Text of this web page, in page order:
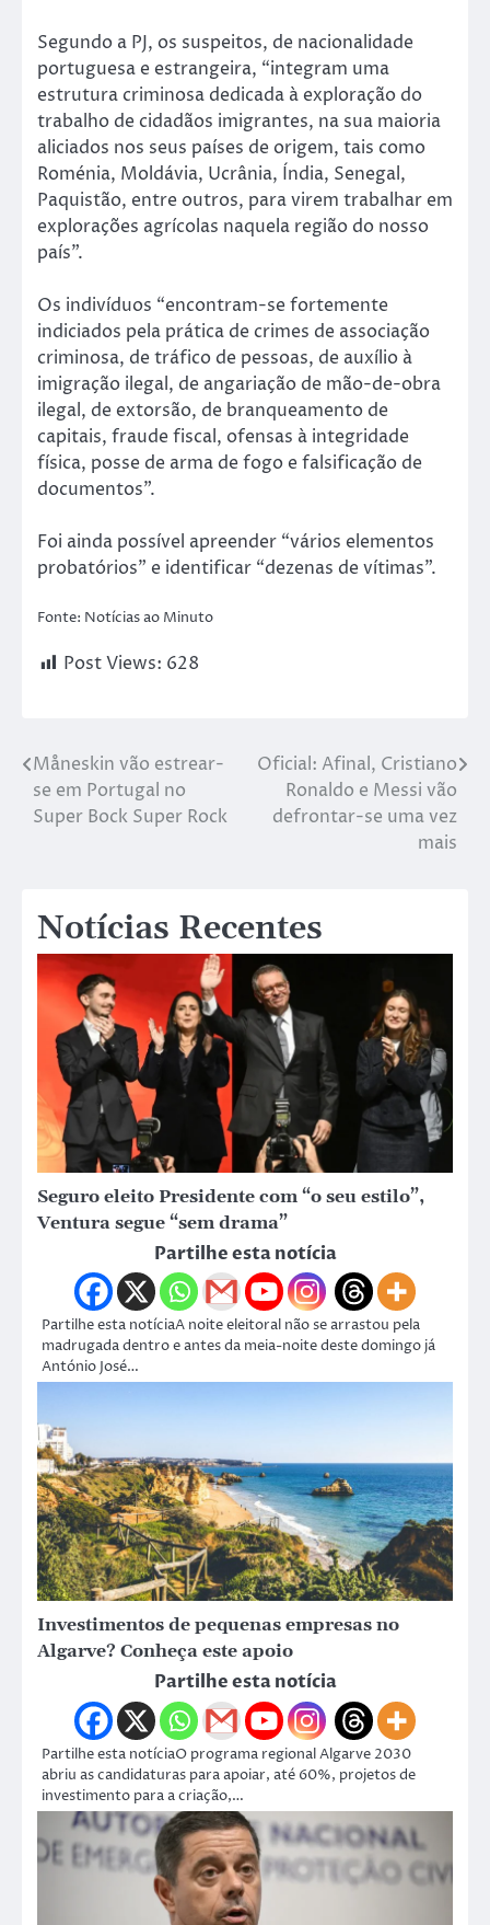
Segundo a PJ, os suspeitos, de nacionalidade
portuguesa e estrangeira, “integram uma
estrutura criminosa dedicada à exploração do
trabalho de cidadãos imigrantes, na sua maioria
aliciados nos seus países de origem, tais como
Roménia, Moldávia, Ucrânia, Índia, Senegal,
Paquistão, entre outros, para virem trabalhar em
explorações agrícolas naquela região do nosso
país”.
Os indivíduos “encontram-se fortemente
indiciados pela prática de crimes de associação
criminosa, de tráfico de pessoas, de auxílio à
imigração ilegal, de angariação de mão-de-obra
ilegal, de extorsão, de branqueamento de
capitais, fraude fiscal, ofensas à integridade
física, posse de arma de fogo e falsificação de
documentos”.
Foi ainda possível apreender “vários elementos
probatórios” e identificar “dezenas de vítimas”.
Fonte: Notícias ao Minuto
Post Views: 628
Måneskin vão estrear-
se em Portugal no
Super Bock Super Rock
Oficial: Afinal, Cristiano
Ronaldo e Messi vão
defrontar-se uma vez
mais
Notícias Recentes
Seguro eleito Presidente com “o seu estilo”,
Ventura segue “sem drama”
Partilhe esta notícia
Partilhe esta notíciaA noite eleitoral não se arrastou pela
madrugada dentro e antes da meia-noite deste domingo já
António José…
Investimentos de pequenas empresas no
Algarve? Conheça este apoio
Partilhe esta notícia
Partilhe esta notíciaO programa regional Algarve 2030
abriu as candidaturas para apoiar, até 60%, projetos de
investimento para a criação,…